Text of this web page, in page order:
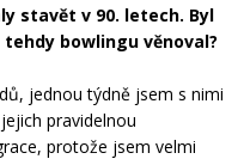
stavět v 90. letech. Byl
bowlingu věnoval?
jednou týdně jsem s nimi
pravidelnou
protože jsem velmi